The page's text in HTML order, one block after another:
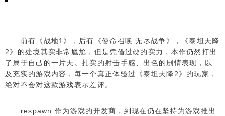
潜龙谍影5：幻痛
metal gear solid v: the phantom pain
前有《战地1》，后有《使命召唤 无尽战争》，《泰坦天降
2》的处境其实非常尴尬，但是凭借过硬的实力，本作仍然打出
了属于自己的一片天。扎实的射击手感、出色的剧情表现，以
及充实的游戏内容，每一个真正体验过《泰坦天降2》的玩家，
绝对不会对这款游戏表示差评。
respawn 作为游戏的开发商，到现在仍在坚持为游戏推出